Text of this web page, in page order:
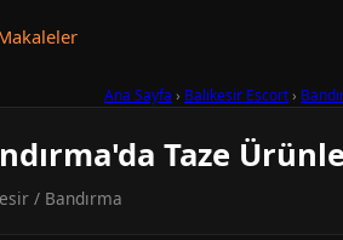
Ana Sayfa › Balıkesir Escort›
Taze
/ Bandırma